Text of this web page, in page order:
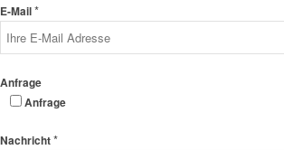
E-Mail*
Anfrage
Anfrage
Nachricht*